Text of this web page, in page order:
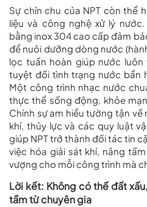
Sự chỉn chu của NPT còn thể
liệu và công nghệ xử lý
bằng inox 304 cao cấp đảm
để nuôi dưỡng dòng nước
lọc tuần hoàn giúp nước
tuyệt đối tình trạng nước bẩn
Một công trình nhạc nước
thực thể sống động, khỏe
Chính sự am hiểu tường tận
khí, thủy lực và các quy luật
giúp NPT trở thành đối tác tin
việc hóa giải sát khí, nâng
vượng cho mỗi công trình mà
Lời kết: Không có thế đất
tầm từ chuyên gia